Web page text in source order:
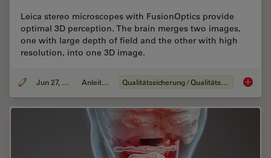
Leica stereo microscopes with FusionOptics provide
optimal 3D perception. The brain merges two images,
one with large depth of field and the other with high
resolution, into one 3D image.
Jun 27, 2023 Anleitung Qualitätssicherung / Qualitätskontrolle What is